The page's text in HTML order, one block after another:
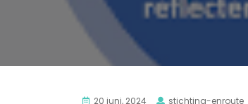
20 juni, 2024 stichting-enroute